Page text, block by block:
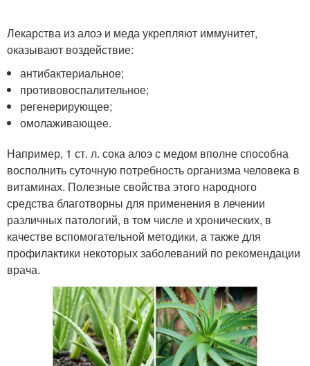
Лекарства из алоэ и меда укрепляют иммунитет,
оказывают воздействие:
антибактериальное;
противовоспалительное;
регенерирующее;
омолаживающее.
Например, 1 ст. л. сока алоэ с медом вполне способна
восполнить суточную потребность организма человека в
витаминах. Полезные свойства этого народного
средства благотворны для применения в лечении
различных патологий, в том числе и хронических, в
качестве вспомогательной методики, а также для
профилактики некоторых заболеваний по рекомендации
врача.